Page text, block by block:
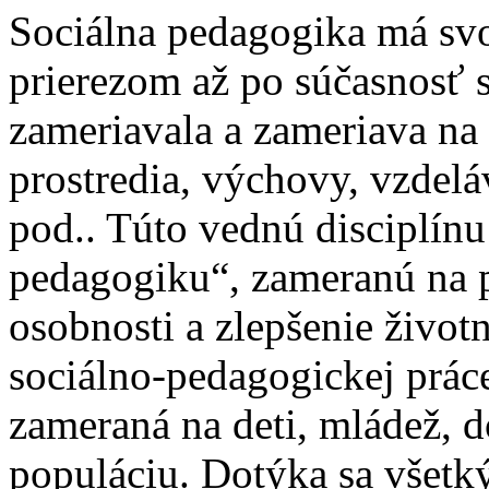
Sociálna pedagogika má
prierezom až po súčasnosť
zameriavala a zameriava
prostredia, výchovy,
pod.. Túto vednú
pedagogiku“, zameranú
osobnosti a zlepšenie
sociálno-pedagogickej
zameraná na deti, mládež,
populáciu. Dotýka sa